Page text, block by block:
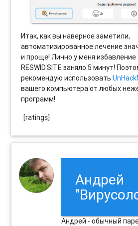
Итак, как вы наверное заметили,
автоматизированное лечение
и проще! Лично у меня избавление
RESWID.SITE заняло 5 минут!
рекомендую использовать
вашего компьютера от любых
программ!
[ratings]
Андрей
Андрей - обычный